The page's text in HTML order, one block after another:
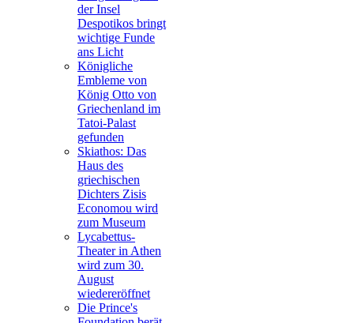
der Insel
Despotikos bringt
wichtige Funde
ans Licht
Königliche
Embleme von
König Otto von
Griechenland im
Tatoi-Palast
gefunden
Skiathos: Das
Haus des
griechischen
Dichters Zisis
Economou wird
zum Museum
Lycabettus-
Theater in Athen
wird zum 30.
August
wiedereröffnet
Die Prince's